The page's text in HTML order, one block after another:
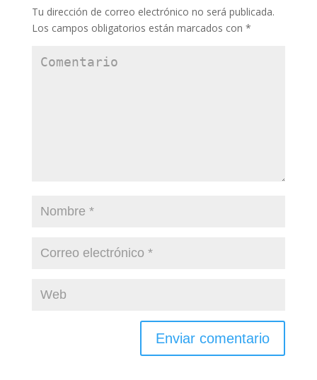
Tu dirección de correo electrónico no será publicada.
Los campos obligatorios están marcados con *